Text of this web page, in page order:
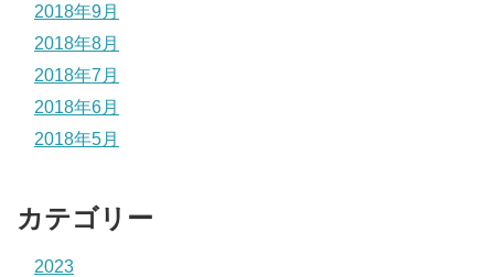
2018年9月
2018年8月
2018年7月
2018年6月
2018年5月
カテゴリー
2023